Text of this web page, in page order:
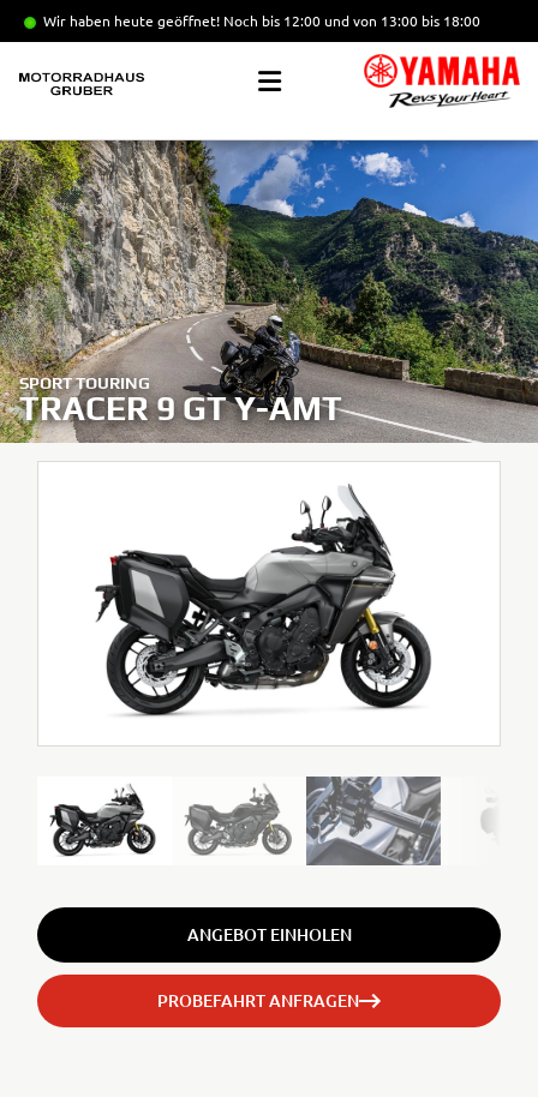
Wir haben heute geöffnet! Noch bis 12:00 und von 13:00 bis 18:00
SPORT TOURING
TRACER 9 GT Y-AMT
ANGEBOT EINHOLEN
PROBEFAHRT ANFRAGEN